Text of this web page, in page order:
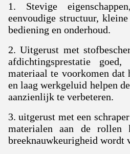
1. Stevige
eenvoudige structuur,
bediening en onderhoud.
2. Uitgerust met
afdichtingsprestatie
materiaal te voorkomen
en laag werkgeluid helpen
aanzienlijk te verbeteren.
3. uitgerust met een
materialen aan de rollen
breeknauwkeurigheid wordt